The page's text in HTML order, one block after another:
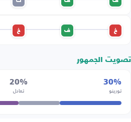
خ ف خ
تصويت الجمهور
30%
تورينو
20%
تعادل